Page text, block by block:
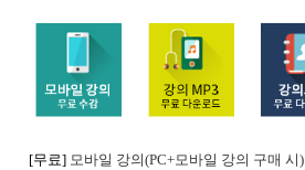
[무료] 모바일 강의(PC+모바일 강의 구매 시)